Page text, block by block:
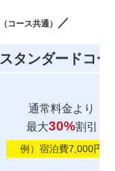
（コース共通） ／
スタンダードコー
通常料金より
最大30%割引
例）宿泊費7,000円